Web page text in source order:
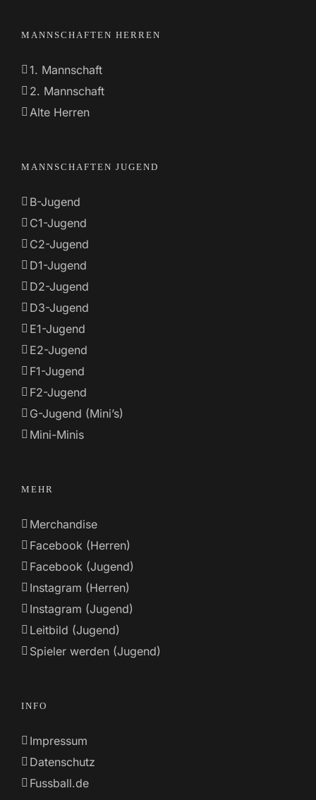
MANNSCHAFTEN HERREN
1. Mannschaft
2. Mannschaft
Alte Herren
MANNSCHAFTEN JUGEND
B-Jugend
C1-Jugend
C2-Jugend
D1-Jugend
D2-Jugend
D3-Jugend
E1-Jugend
E2-Jugend
F1-Jugend
F2-Jugend
G-Jugend (Mini’s)
Mini-Minis
MEHR
Merchandise
Facebook (Herren)
Facebook (Jugend)
Instagram (Herren)
Instagram (Jugend)
Leitbild (Jugend)
Spieler werden (Jugend)
INFO
Impressum
Datenschutz
Fussball.de